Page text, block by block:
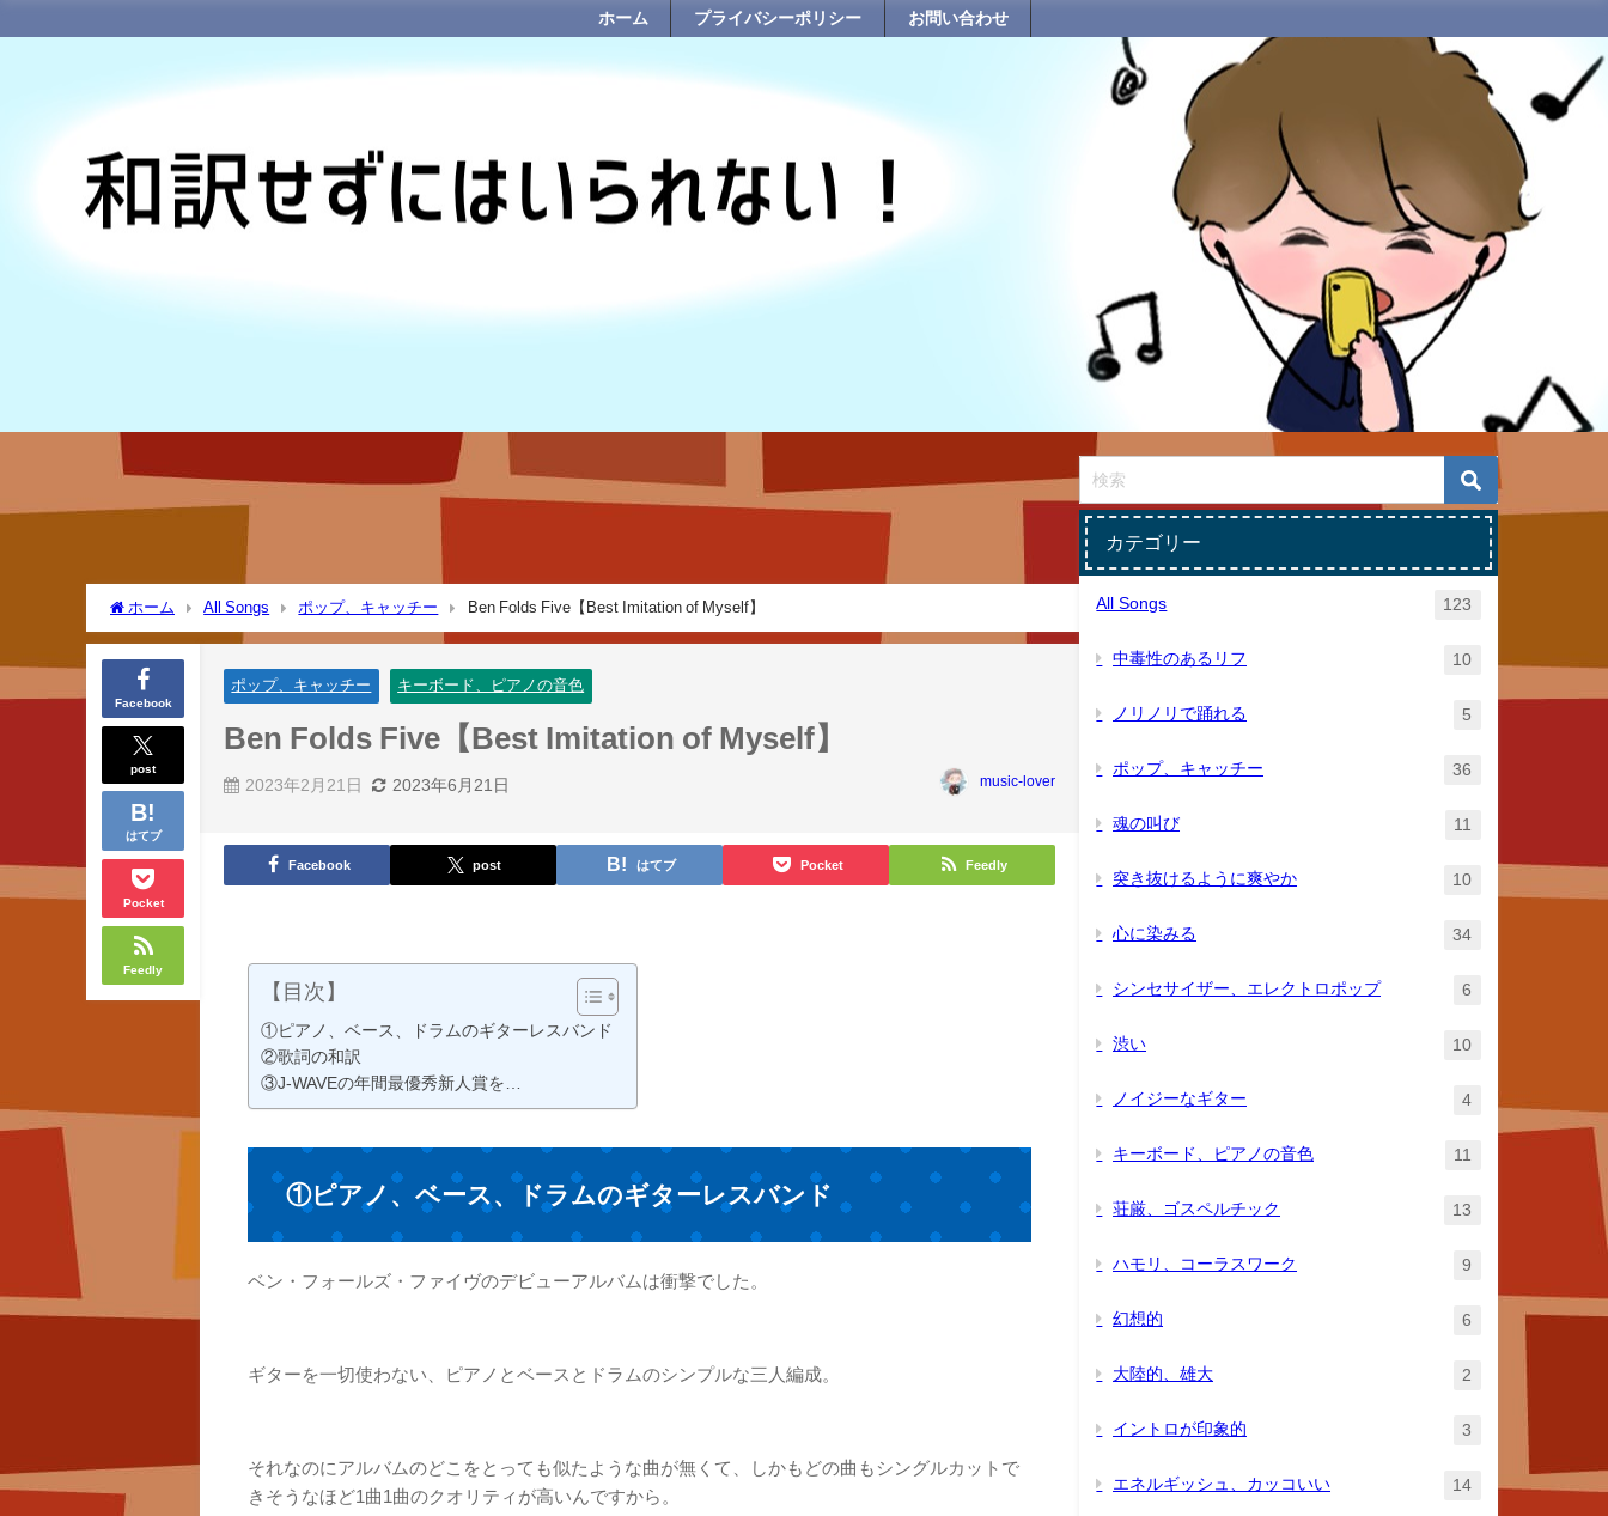
ホーム プライバシーポリシー お問い合わせ
ホーム All Songs ポップ、キャッチー Ben Folds Five【Best Imitation of Myself】
Facebook
post
はてブ
Pocket
Feedly
ポップ、キャッチー キーボード、ピアノの音色
Ben Folds Five【Best Imitation of Myself】
2023年2月21日 2023年6月21日 music-lover
Facebook post はてブ Pocket Feedly
【目次】
①ピアノ、ベース、ドラムのギターレスバンド
②歌詞の和訳
③J-WAVEの年間最優秀新人賞を…
①ピアノ、ベース、ドラムのギターレスバンド
ベン・フォールズ・ファイヴのデビューアルバムは衝撃でした。
ギターを一切使わない、ピアノとベースとドラムのシンプルな三人編成。
それなのにアルバムのどこをとっても似たような曲が無くて、しかもどの曲もシングルカットで
きそうなほど1曲1曲のクオリティが高いんですから。
カテゴリー
All Songs 123
中毒性のあるリフ 10
ノリノリで踊れる 5
ポップ、キャッチー 36
魂の叫び 11
突き抜けるように爽やか 10
心に染みる 34
シンセサイザー、エレクトロポップ 6
渋い 10
ノイジーなギター 4
キーボード、ピアノの音色 11
荘厳、ゴスペルチック 13
ハモリ、コーラスワーク 9
幻想的 6
大陸的、雄大 2
イントロが印象的 3
エネルギッシュ、カッコいい 14